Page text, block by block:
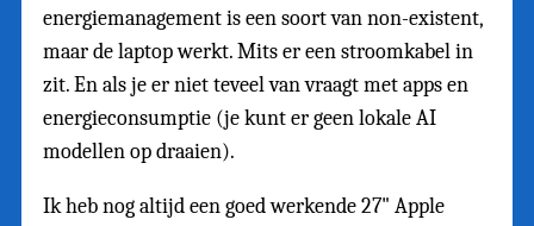
energiemanagement is een soort van non-existent,
maar de laptop werkt. Mits er een stroomkabel in
zit. En als je er niet teveel van vraagt met apps en
energieconsumptie (je kunt er geen lokale AI
modellen op draaien).
Ik heb nog altijd een goed werkende 27" Apple